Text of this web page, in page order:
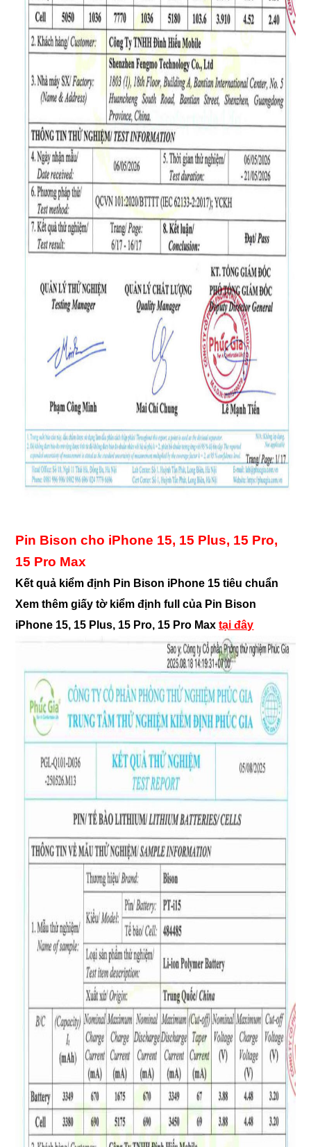
Pin Bison cho iPhone 15, 15 Plus, 15 Pro,
15 Pro Max
Kết quả kiểm định Pin Bison iPhone 15 tiêu chuẩn
Xem thêm giấy tờ kiểm định full của Pin Bison
iPhone 15, 15 Plus, 15 Pro, 15 Pro Maxtại đây